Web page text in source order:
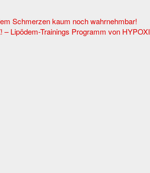
Schmerzen kaum noch wahrnehmbar!
– Lipödem-Trainings Programm von HYPOXI